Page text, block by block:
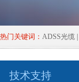
热门关键词： ADSS光缆
技术支持